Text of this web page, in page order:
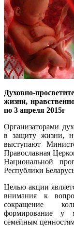
Духовно-
жизни,
по 3 апреля 2015г
Организаторами
в защиту жизни,
выступают
Православная
Национальной
Республики
Целью акции
внимания к
сокращение
формирование у
семейным